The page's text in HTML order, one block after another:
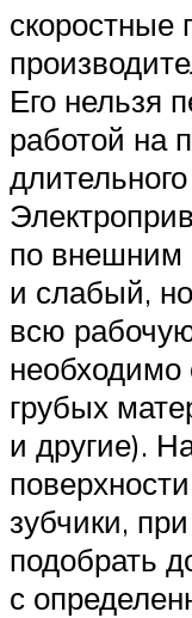
скоростные
Его нельзя
работой на
по внешним
и слабый,
всю
необходимо
грубых
и другие).
зубчики,
подобрать
с